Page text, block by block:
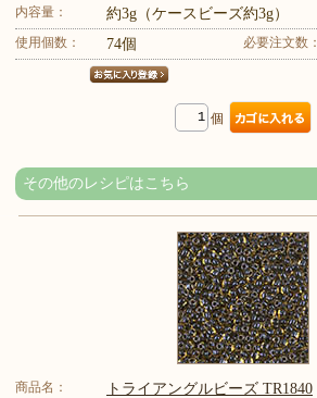
内容量： 約3g（ケースビーズ約3g）
使用個数： 74個 必要注文数：
個
その他のレシピはこちら
商品名： トライアングルビーズ TR1840